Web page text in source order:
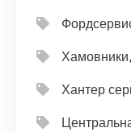
Хантер